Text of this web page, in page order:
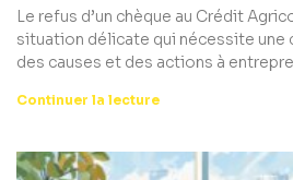
Le refus d’un chèque au Crédit
situation délicate qui nécessite une
des causes et des actions à
Continuer la lecture